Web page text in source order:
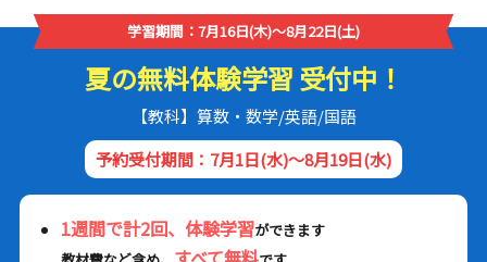
学習期間：7月16日(木)～8月22日(土)
夏の無料体験学習 受付中！
【教科】算数・数学/英語/国語
予約受付期間：7月1日(水)～8月19日(水)
1週間で計2回、体験学習ができます